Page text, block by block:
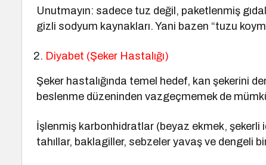
Unutmayın: sadece tuz değil, paketlenmiş
gizli sodyum kaynakları. Yani bazen “tuzu
Diyabet (Şeker Hastalığı)
Şeker hastalığında temel hedef, kan şekerini
beslenme düzeninden vazgeçmemek de
İşlenmiş karbonhidratlar (beyaz ekmek, şekerli
tahıllar, baklagiller, sebzeler yavaş ve dengeli